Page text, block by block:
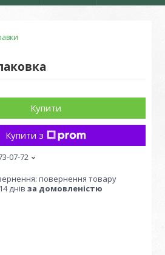
Купити
Купити з
07-72
повернення товару
днів за домовленістю